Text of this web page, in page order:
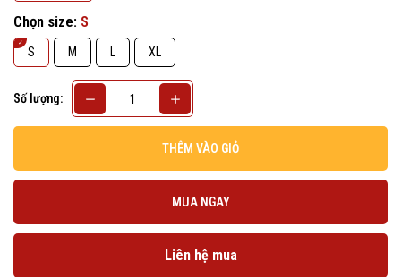
Chọn size: S
S M L XL
Số lượng:
THÊM VÀO GIỎ
MUA NGAY
Liên hệ mua